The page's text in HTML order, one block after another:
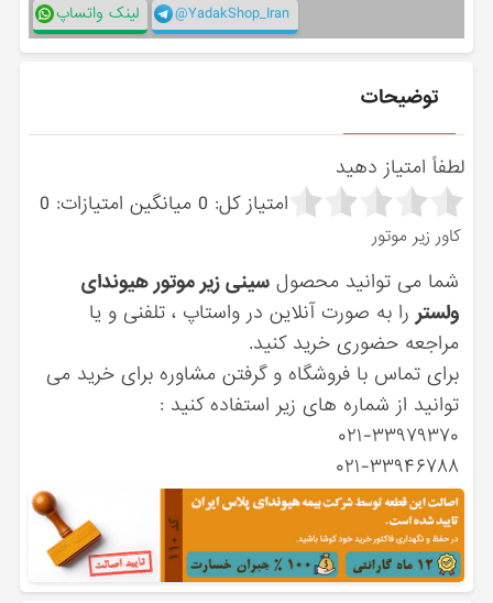
لینک واتساپ @YadakShop_Iran
توضیحات
لطفاً امتیاز دهید
امتیاز کل: 0 میانگین امتیازات: 0
کاور زیر موتور
شما می توانید محصولسینی زیر موتور هیوندای
ولستر را به صورت آنلاین در واستاپ ، تلفنی و یا
مراجعه حضوری خرید کنید.
برای تماس با فروشگاه و گرفتن مشاوره برای خرید می
توانید از شماره های زیر استفاده کنید :
۰۲۱-۳۳۹۷۹۳۷۰
۰۲۱-۳۳۹۴۶۷۸۸